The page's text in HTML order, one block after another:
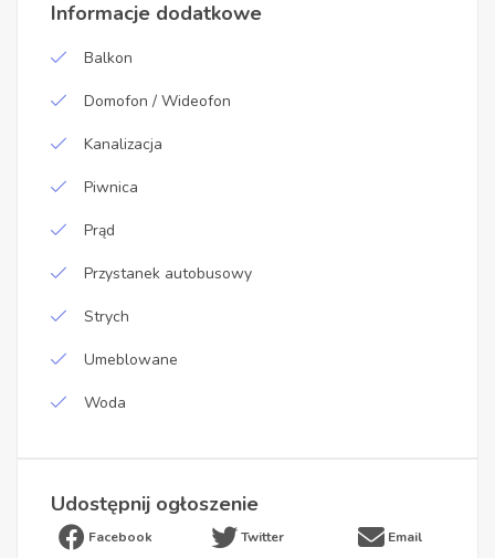
Informacje dodatkowe
Balkon
Domofon / Wideofon
Kanalizacja
Piwnica
Prąd
Przystanek autobusowy
Strych
Umeblowane
Woda
Udostępnij ogłoszenie
Facebook Twitter Email